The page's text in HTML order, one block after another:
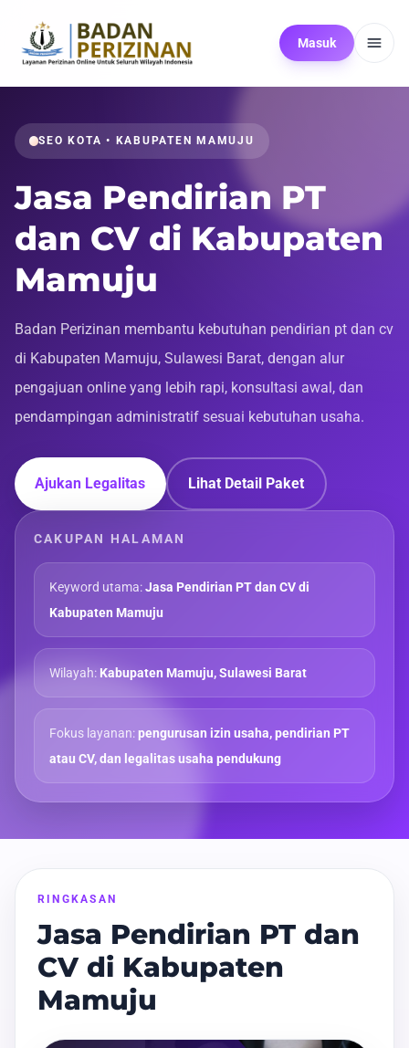
Masuk
SEO KOTA • KABUPATEN MAMUJU
Jasa Pendirian PT
dan CV di Kabupaten
Mamuju
Badan Perizinan membantu kebutuhan pendirian pt dan cv
di Kabupaten Mamuju, Sulawesi Barat, dengan alur
pengajuan online yang lebih rapi, konsultasi awal, dan
pendampingan administratif sesuai kebutuhan usaha.
Ajukan Legalitas Lihat Detail Paket
CAKUPAN HALAMAN
Keyword utama:Jasa Pendirian PT dan CV di
Kabupaten Mamuju
Wilayah:Kabupaten Mamuju, Sulawesi Barat
Fokus layanan:pengurusan izin usaha, pendirian PT
atau CV, dan legalitas usaha pendukung
RINGKASAN
Jasa Pendirian PT dan
CV di Kabupaten
Mamuju